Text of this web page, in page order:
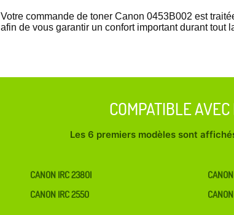
Votre commande de toner Canon 0453B002 est
afin de vous garantir un confort important durant tout
COMPATIBLE
Les 6 premiers modèles sont
CANON IRC 2380I
CANON IRC 2550